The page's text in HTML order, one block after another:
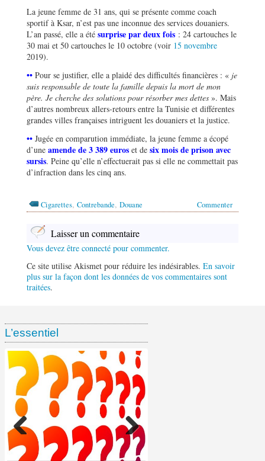
La jeune femme de 31 ans, qui se présente comme coach
sportif à Ksar, n’est pas une inconnue des services douaniers.
L’an passé, elle a été surprise par deux fois : 24 cartouches le
30 mai et 50 cartouches le 10 octobre (voir 15 novembre
2019).
•• Pour se justifier, elle a plaidé des difficultés financières : « je
suis responsable de toute la famille depuis la mort de mon
père. Je cherche des solutions pour résorber mes dettes ». Mais
d’autres nombreux allers-retours entre la Tunisie et différentes
grandes villes françaises intriguent les douaniers et la justice.
•• Jugée en comparution immédiate, la jeune femme a écopé
d’une amende de 3 389 euros et de six mois de prison avec
sursis. Peine qu’elle n’effectuerait pas si elle ne commettait pas
d’infraction dans les cinq ans.
Commenter
Cigarettes, Contrebande, Douane
Laisser un commentaire
Vous devez être connecté pour commenter.
Ce site utilise Akismet pour réduire les indésirables. En savoir
plus sur la façon dont les données de vos commentaires sont
traitées.
L’essentiel
Ventes de tabac chez les
buralistes depuis le début de
Enquête ramasse-paquets :
Étude EPS : 55,4 % des